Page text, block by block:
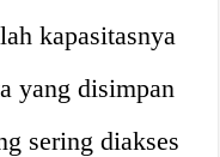
kapasitasnya
yang disimpan
sering diakses